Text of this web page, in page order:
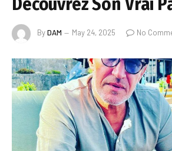
ByDAM May 24, 2025 No